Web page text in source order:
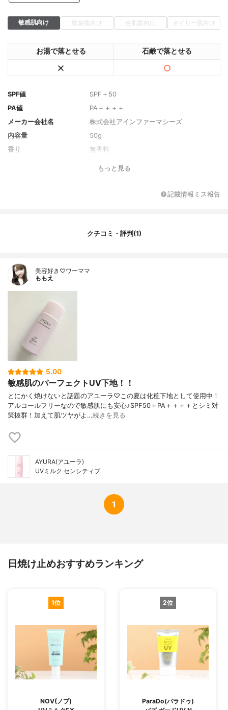
敏感肌向け 乾燥肌向け 全肌質向け オイリー肌向け
お湯で落とせる 石鹸で落とせる
SPF値
SPF＋50
PA値
PA＋＋＋＋
メーカー会社名
株式会社アインファーマシーズ
内容量
50g
香り
無香料
ヒアルロン酸ナトリウム(2)、メドウフォー
ム油
シクロペンタシロキサン、精製水、低温焼
ロキサン、PEG-9ポリジメチルシロキシエ
B.O.)(8E.O.)(5P.O.)、エデト酸二ナトリウ
テル、フェノキシエタノール、雲母チタ
ン、黄酸化鉄、ベンガラ
もっと見る
記載情報ミス報告
クチコミ・評判(1)
美容好き♡ワーママ
ももえ
5.00
敏感肌のパーフェクトUV下地！！
とにかく焼けないと話題のアユーラ♡この夏は化粧下地として使用中！
アルコールフリーなので敏感肌にも安心♪SPF50＋PA＋＋＋＋とシミ対
策抜群！加えて肌ツヤがよ…続きを見る
AYURA(アユーラ)
UVミルク センシティブ
1
日焼け止めおすすめランキング
1位
NOV(ノブ)
2位
ParaDo(パラドゥ)